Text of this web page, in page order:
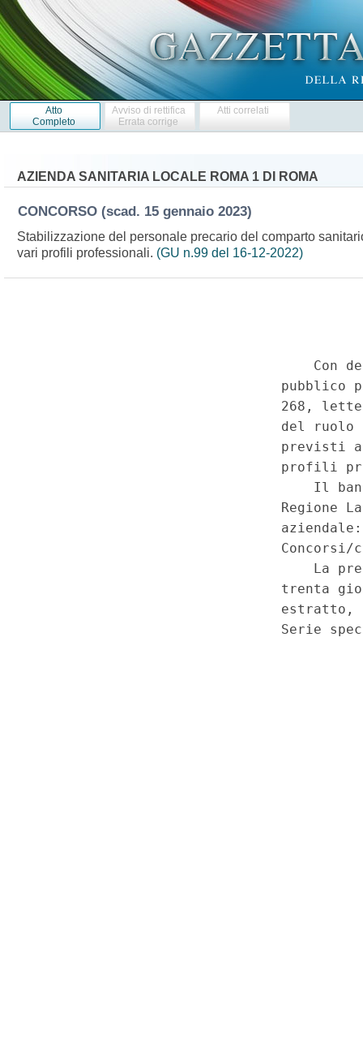
Atto
Completo
Avviso di rettifica
Errata corrige
Atti correlati
AZIENDA SANITARIA LOCALE ROMA 1 DI ROMA
CONCORSO (scad. 15 gennaio 2023)
Stabilizzazione del personale precario del comparto
vari profili professionali. (GU n.99 del 16-12-2022)